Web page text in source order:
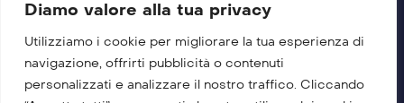
Diamo valore alla tua privacy
Utilizziamo i cookie per migliorare la tua esperienza di
navigazione, offrirti pubblicità o contenuti
personalizzati e analizzare il nostro traffico. Cliccando
Motori A 360 Gradi – 32^ Puntata
© 2026 GMG Media Company Di Mossutti Gianluca
Sede legale: Corso Umberto Maddalena 25 – Cap 83030 –
Venticano (AV)